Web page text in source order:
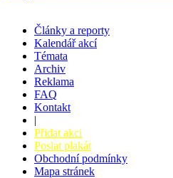
Články a reporty
Kalendář akcí
Témata
Archiv
Reklama
FAQ
Kontakt
|
Přidat akci
Poslat plakát
Obchodní podmínky
Mapa stránek